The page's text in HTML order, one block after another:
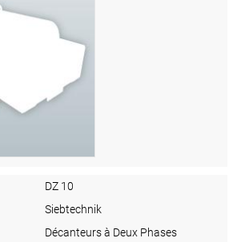
DZ 10
Siebtechnik
Décanteurs à Deux Phases